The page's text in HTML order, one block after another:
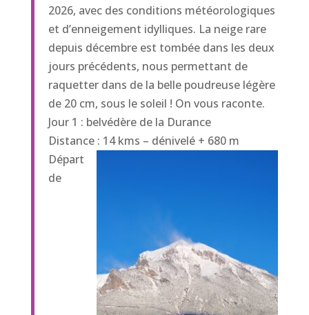
2026, avec des conditions météorologiques
et d’enneigement idylliques. La neige rare
depuis décembre est tombée dans les deux
jours précédents, nous permettant de
raquetter dans de la belle poudreuse légère
de 20 cm, sous le soleil ! On vous raconte.
Jour 1 : belvédère de la Durance
Distance : 14 kms – dénivelé + 680 m
Départ
de